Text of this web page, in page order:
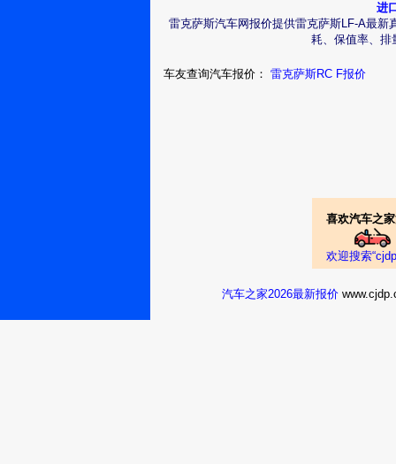
进
雷克萨斯汽车网报价提供雷克萨斯LF-A最
耗、保值率、排
车友查询汽车报价： 雷克萨斯RC F报价
喜欢汽车之
欢迎搜索
汽车之家2026最新报价